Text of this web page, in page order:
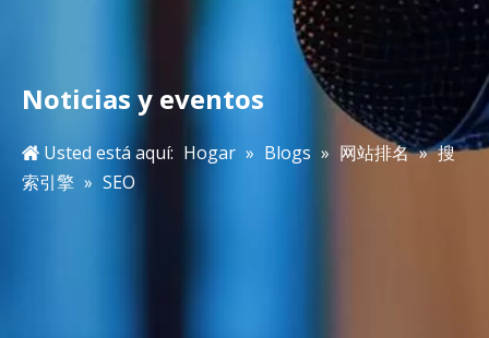
Noticias y eventos
Usted está aquí: Hogar » Blogs » 网站排名 » 搜
索引擎 » SEO